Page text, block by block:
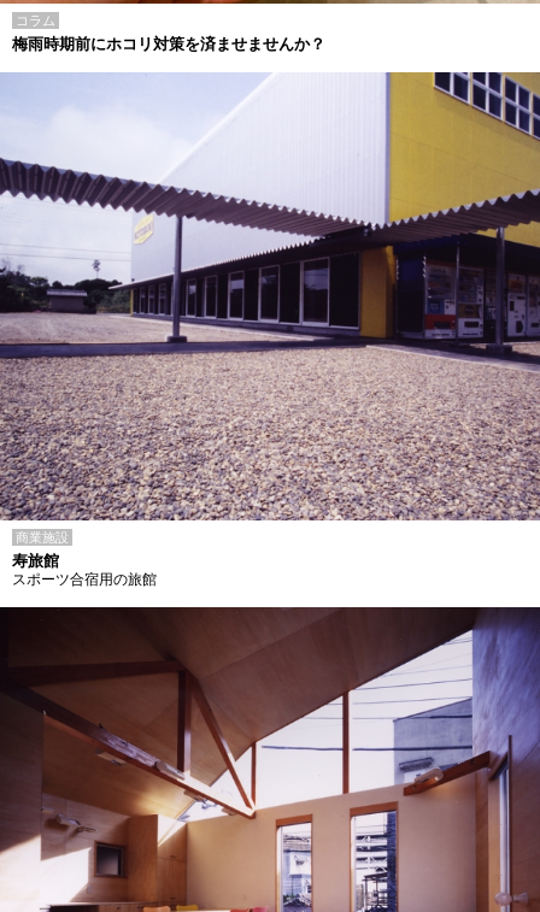
コラム
梅雨時期前にホコリ対策を済ませませんか？
商業施設
寿旅館
スポーツ合宿用の旅館